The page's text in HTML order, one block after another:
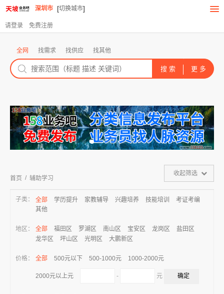
深圳市 [切换城市]
请登录 免费注册
全网 找需求 找供应 找其他
首页 / 辅助学习
收起筛选
子类： 全部 学历提升 家教辅导 兴趣培养 技能培训
考证考编
其他
地区： 全部 福田区 罗湖区 南山区 宝安区 龙岗区
盐田区
龙华区
坪山区 光明区 大鹏新区
价格： 全部 500元以下 500-1000元 1000-2000元
2000元以上元 - 元